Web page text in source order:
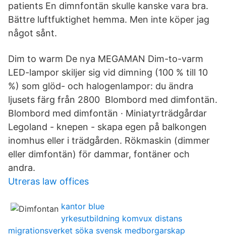
patients En dimnfontän skulle kanske vara bra.
Bättre luftfuktighet hemma. Men inte köper jag
något sånt.
Dim to warm De nya MEGAMAN Dim-to-varm
LED-lampor skiljer sig vid dimning (100 % till 10
%) som glöd- och halogenlampor: du ändra
ljusets färg från 2800 Blombord med dimfontän.
Blombord med dimfontän · Miniatyrträdgårdar
Legoland - knepen - skapa egen på balkongen
inomhus eller i trädgården. Rökmaskin (dimmer
eller dimfontän) för dammar, fontäner och
andra.
Utreras law offices
kantor blue
yrkesutbildning komvux distans
migrationsverket söka svensk medborgarskap